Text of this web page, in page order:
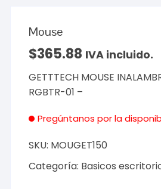
Mouse
$365.88 IVA incluido.
GETTTECH MOUSE
RGBTR-01 –
Pregúntanos por la
SKU: MOUGET150
Categoría: Basicos